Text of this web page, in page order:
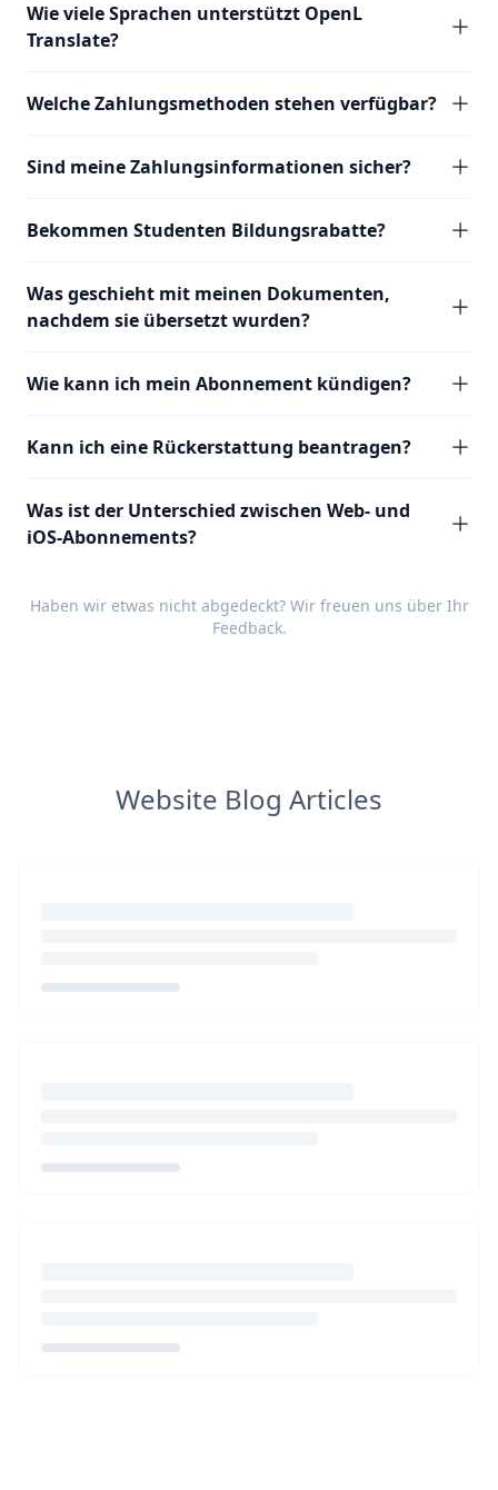
Wie viele Sprachen unterstützt OpenL
Translate?
Welche Zahlungsmethoden stehen verfügbar?
Sind meine Zahlungsinformationen sicher?
Bekommen Studenten Bildungsrabatte?
Was geschieht mit meinen Dokumenten,
nachdem sie übersetzt wurden?
Wie kann ich mein Abonnement kündigen?
Kann ich eine Rückerstattung beantragen?
Was ist der Unterschied zwischen Web- und
iOS-Abonnements?
Haben wir etwas nicht abgedeckt? Wir freuen uns über Ihr
Feedback.
Website Blog Articles